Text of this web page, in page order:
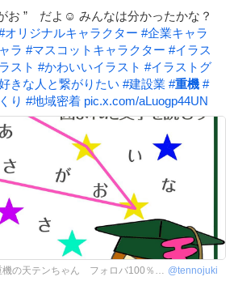
ド
を
消
す
お ” だよ☺ みんなは分かったかな？
オリジナルキャラクター #企業キャラ
ラ #マスコットキャラクター #イラス
スト #かわいいイラスト #イラストグ
きな人と繋がりたい #建設業 #重機 #
り #地域密着 pic.x.com/aLuogp44UN
有限会社 天王重機の天テンちゃん フォロバ100％の気持ちです！ @tennojuki